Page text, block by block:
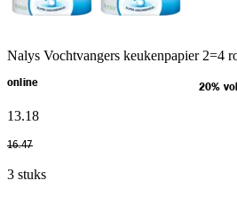
Nalys Vochtvangers keukenpapier 2=4
online 20%
13.18
16.47
3 stuks